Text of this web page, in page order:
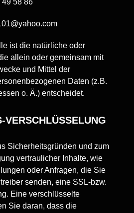
49 58 86
ist die natürliche oder
allein oder gemeinsam mit
und Mittel der
Daten (z.B.
o. Ä.) entscheidet.
VERSCHLÜSSELUNG
Sicherheitsgründen und zum
vertraulicher Inhalte, wie
oder Anfragen, die Sie
senden, eine SSL-bzw.
Eine verschlüsselte
Sie daran, dass die